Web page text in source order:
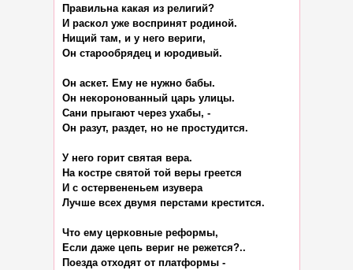
Правильна какая из религий?
И раскол уже воспринят родиной.
Нищий там, и у него вериги,
Он старообрядец и юродивый.
Он аскет. Ему не нужно бабы.
Он некоронованный царь улицы.
Сани прыгают через ухабы, -
Он разут, раздет, но не простудится.
У него горит святая вера.
На костре святой той веры греется
И с остервененьем изувера
Лучше всех двумя перстами крестится.
Что ему церковные реформы,
Если даже цепь вериг не режется?..
Поезда отходят от платформы -